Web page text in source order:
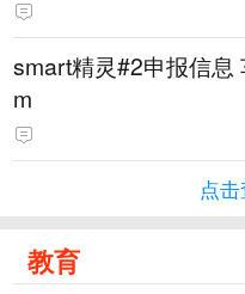
smart精灵#2申报信息
m
点
教育